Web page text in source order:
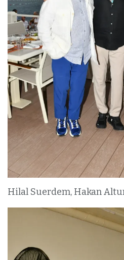
Hilal Suerdem, Hakan